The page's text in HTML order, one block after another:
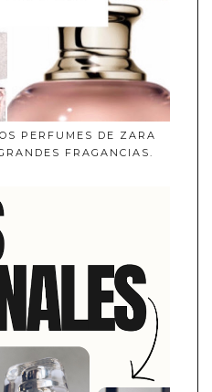
PERFUMES DE ZARA
FRAGANCIAS.